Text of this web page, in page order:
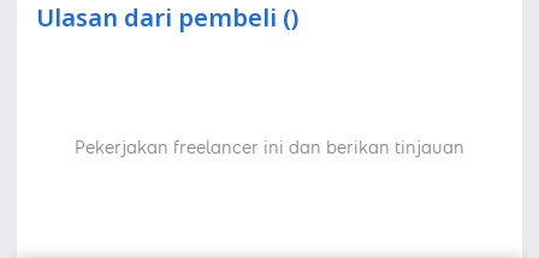
Ulasan dari pembeli ()
Pekerjakan freelancer ini dan berikan tinjauan